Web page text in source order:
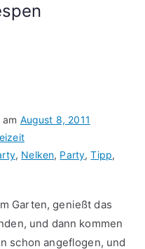
August 8, 2011
, Nelken, Party,Tipp,
Garten, genießt das
und dann kommen
schon angeflogen, und